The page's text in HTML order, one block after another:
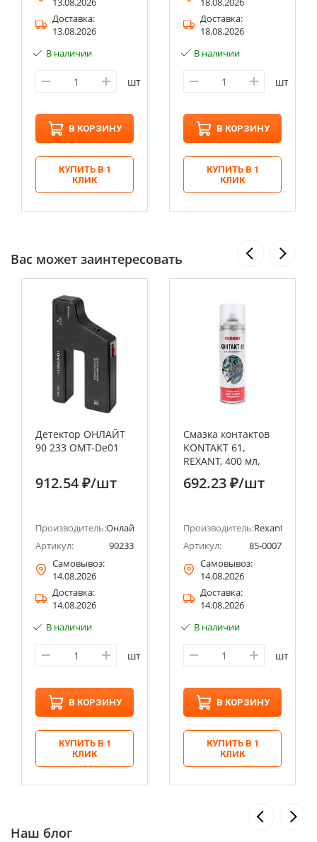
Доставка:
13.08.2026
В наличии
шт
В КОРЗИНУ
КУПИТЬ В 1
КЛИК
Доставка:
18.08.2026
В наличии
шт
В КОРЗИНУ
КУПИТЬ В 1
КЛИК
Вас может заинтересовать
Детектор ОНЛАЙТ
90 233 OMT-De01
912.54 ₽/шт
Производитель:Онлайт
Артикул:
90233
Самовывоз:
14.08.2026
Доставка:
14.08.2026
В наличии
шт
В КОРЗИНУ
КУПИТЬ В 1
КЛИК
Смазка контактов
KONTAKT 61,
REXANT, 400 мл,
692.23 ₽/шт
Производитель:Rexant
Артикул:
85-0007
Самовывоз:
14.08.2026
Доставка:
14.08.2026
В наличии
шт
В КОРЗИНУ
КУПИТЬ В 1
КЛИК
Наш блог